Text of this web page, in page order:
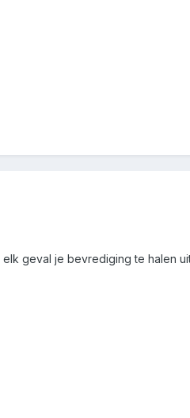
elk geval je bevrediging te halen